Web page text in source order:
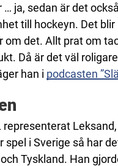
ja, sedan är det
till hockeyn. Det
om det. Allt prat om
Då är det väl
han i podcasten
representerat
spel i Sverige så har
Tyskland. Han